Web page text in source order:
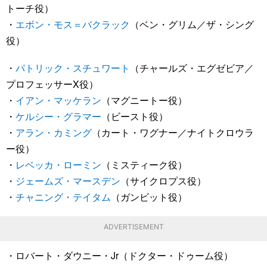
トーチ役）
・ エボン・モス＝バクラック （ベン・グリム／ザ・シング
役）
・ パトリック・スチュワート
（チャールズ・エグゼビア／
プロフェッサーX役）
・ イアン・マッケラン （マグニートー役）
・ ケルシー・グラマー （ビースト役）
・ アラン・カミング （カート・ワグナー／ナイトクロウラ
ー役）
・ レベッカ・ローミン （ミスティーク役）
・ ジェームズ・マースデン （サイクロプス役）
・ チャニング・テイタム （ガンビット役）
ADVERTISEMENT
・ロバート・ダウニー・Jr（ドクター・ドゥーム役）